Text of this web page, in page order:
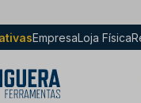
EmpresaLoja Física